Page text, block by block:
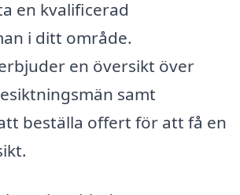
en kvalificerad
i ditt område.
en översikt över
samt
beställa offert för att få en